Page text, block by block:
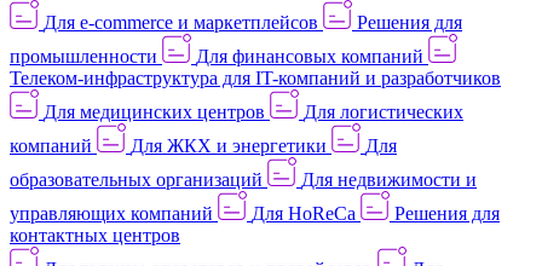
Для e-commerce и маркетплейсов
Решения для
промышленности
Для финансовых компаний
Телеком-инфраструктура для IT-компаний и разработчиков
Для медицинских центров
Для логистических
компаний
Для ЖКХ и энергетики
Для
образовательных организаций
Для недвижимости и
управляющих компаний
Для HoReCa
Решения для
контактных центров